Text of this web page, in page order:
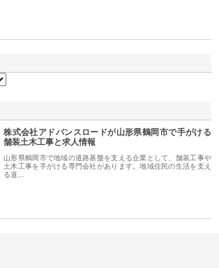
株式会社アドバンスロードが山形県鶴岡市で手がける
舗装土木工事と求人情報
山形県鶴岡市で地域の道路基盤を支える企業として、舗装工事や
土木工事を手がける専門会社があります。地域住民の生活を支え
る道…